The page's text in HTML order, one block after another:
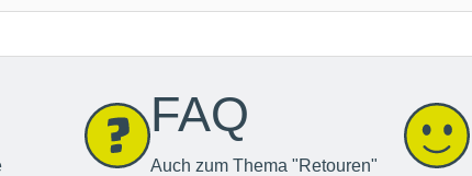
FAQ
Auch zum Thema "Retouren"